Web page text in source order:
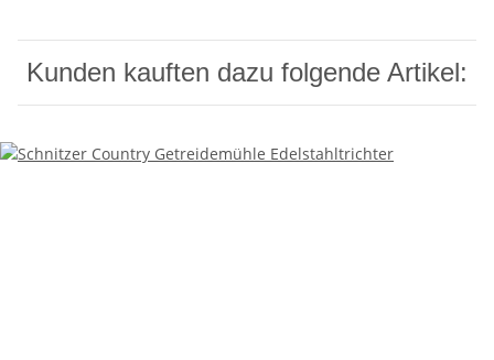
Kunden kauften dazu folgende Artikel: